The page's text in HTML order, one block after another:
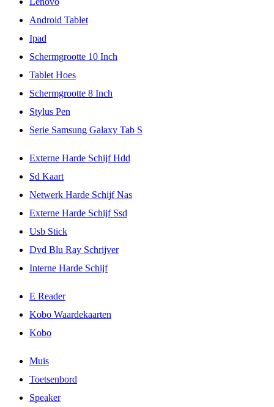
Android Tablet
Ipad
Schermgrootte 10 Inch
Tablet Hoes
Schermgrootte 8 Inch
Stylus Pen
Serie Samsung Galaxy Tab S
Externe Harde Schijf Hdd
Sd Kaart
Netwerk Harde Schijf Nas
Externe Harde Schijf Ssd
Usb Stick
Dvd Blu Ray Schrijver
Interne Harde Schijf
E Reader
Kobo Waardekaarten
Kobo
Muis
Toetsenbord
Speaker